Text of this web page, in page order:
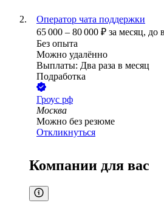
Оператор чата поддержки
65 000 – 80 000 ₽ за месяц, до
Без опыта
Можно удалённо
Выплаты: Два раза в месяц
Подработка
Гроус рф
Москва
Можно без резюме
Откликнуться
Компании для вас